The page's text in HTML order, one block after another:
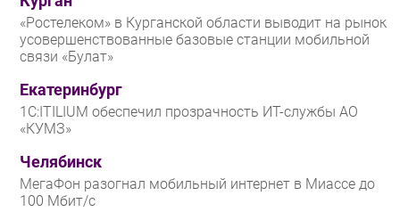
«Ростелеком» в Курганской области выводит на рынок
усовершенствованные базовые станции мобильной
связи «Булат»
Екатеринбург
1С:ITILIUM обеспечил прозрачность ИТ-службы АО
«КУМЗ»
Челябинск
МегаФон разогнал мобильный интернет в Миассе до
100 Мбит/с